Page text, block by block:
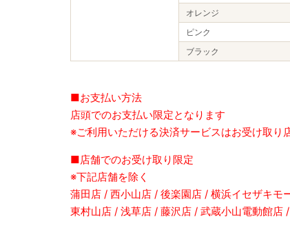
オレンジ
ピンク
ブラック
■お支払い方法
店頭でのお支払い限定となります
※ご利用いただける決済サービスはお受け取り
■店舗でのお受け取り限定
※下記店舗を除く
蒲田店 / 西小山店 / 後楽園店 / 横浜イセザキ
東村山店 / 浅草店 / 藤沢店 / 武蔵小山電動館店